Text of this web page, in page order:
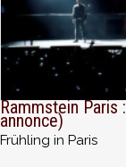
Rammstein Paris
annonce)
Frühling in Paris